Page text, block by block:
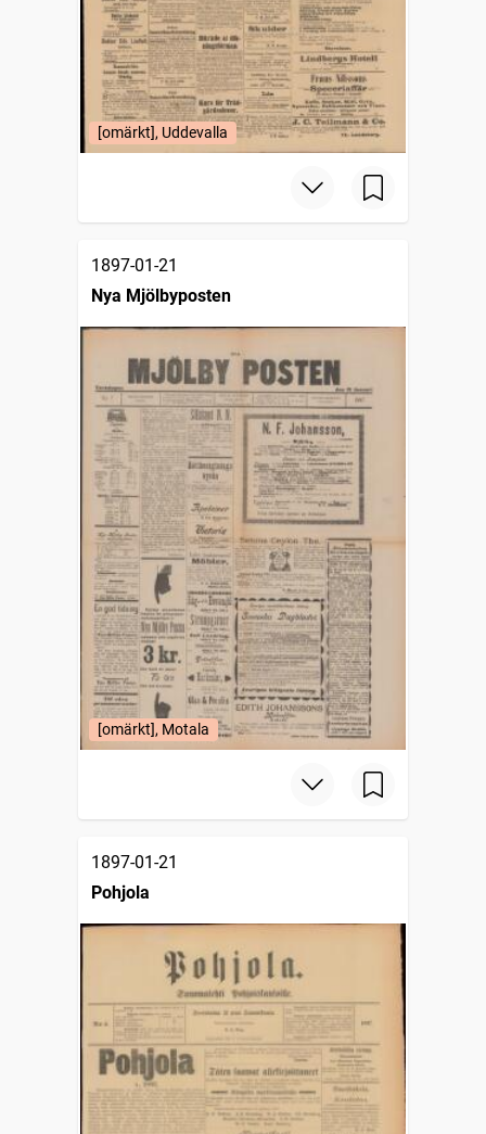
[omärkt], Uddevalla
1897-01-21
Nya Mjölbyposten
[omärkt], Motala
1897-01-21
Pohjola